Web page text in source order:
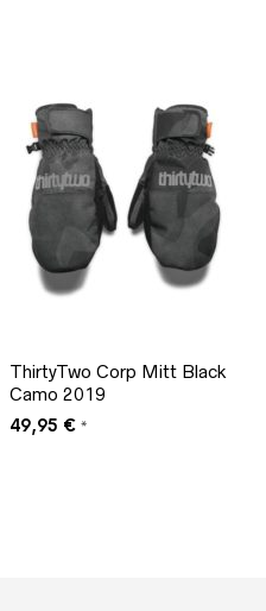
ThirtyTwo Corp Mitt Black
Camo 2019
49,95 € *